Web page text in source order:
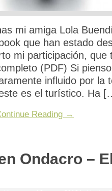
mi amiga Lola
que han estado
mi participación, que
(PDF) Si
influido por la
es el turístico. Ha
Reading →
Ondacro –